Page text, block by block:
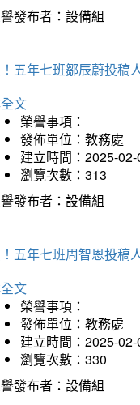
發布者：設備組
五年七班鄒辰蔚投稿
文
榮譽事項：
發佈單位：教務處
建立時間：2025-
瀏覽次數：313
發布者：設備組
五年七班周智恩投稿
文
榮譽事項：
發佈單位：教務處
建立時間：2025-
瀏覽次數：330
發布者：設備組